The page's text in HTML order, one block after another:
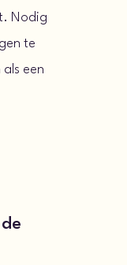
Nodig
te
een